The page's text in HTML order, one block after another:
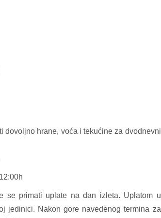
dovoljno hrane, voća i tekućine za dvodnevni
se primati uplate na dan izleta. Uplatom u
jedinici. Nakon gore navedenog termina za